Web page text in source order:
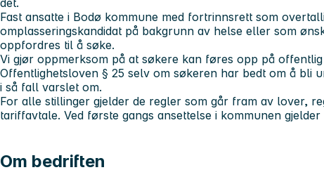
det.
Fast ansatte i Bodø kommune med fortrinnsrett som
omplasseringskandidat på bakgrunn av helse eller som
oppfordres til å søke.
Vi gjør oppmerksom på at søkere kan føres opp på
Offentlighetsloven § 25 selv om søkeren har bedt om å bli
i så fall varslet om.
For alle stillinger gjelder de regler som går fram av lover,
tariffavtale. Ved første gangs ansettelse i kommunen
Om bedriften